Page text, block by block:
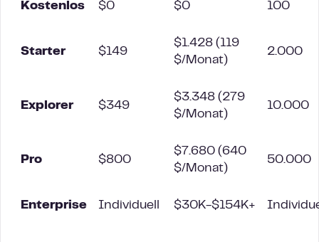
Kostenlos $0 $0 100
Starter $149
$1.428 (119
$/Monat)
2.000
Explorer $349
$3.348 (279
$/Monat)
10.000
Pro $800
$7.680 (640
$/Monat)
50.000
Enterprise Individuell $30K-$154K+